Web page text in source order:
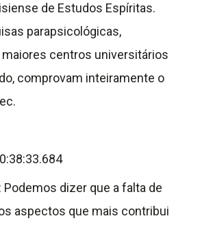
de Estudos Espíritas.
parapsicológicas,
centros universitários
comprovam inteiramente o
Podemos dizer que a falta de
aspectos que mais contribui